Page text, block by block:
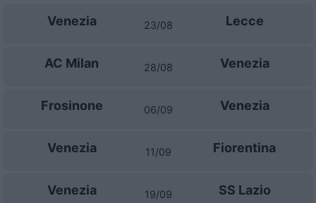
Venezia 23/08 Lecce
AC Milan 28/08 Venezia
Frosinone 06/09 Venezia
Venezia 11/09 Fiorentina
Venezia 19/09 SS Lazio